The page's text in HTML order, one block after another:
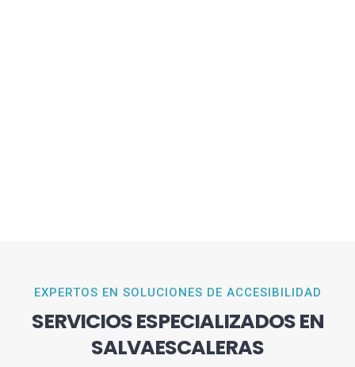
EXPERTOS EN SOLUCIONES DE ACCESIBILIDAD
SERVICIOS ESPECIALIZADOS EN
SALVAESCALERAS